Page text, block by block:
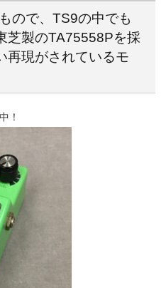
ので、TS9の中でも
芝製のTA75558Pを採
再現がされているモ
！